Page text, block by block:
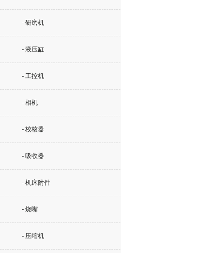
- 研磨机
- 液压缸
- 工控机
- 相机
- 校核器
- 吸收器
- 机床附件
- 烧嘴
- 压缩机